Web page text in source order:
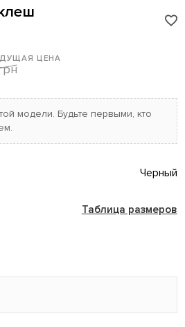
ЦЕНА
модели. Будьте первыми, кто
Черный
Таблица размеров